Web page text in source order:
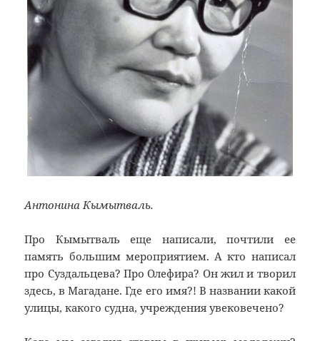
Антонина Кымытваль.
Про Кымытваль еще написали, почтили ее
память большим мероприятием. А кто написал
про Суздальцева? Про Олефира? Он жил и творил
здесь, в Магадане. Где его имя?! В названии какой
улицы, какого судна, учреждения увековечено?